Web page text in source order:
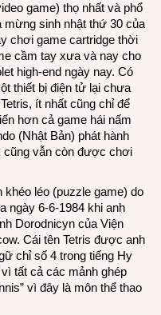
30
năm,
thế
giới
game) thọ nhất và phổ
mừng sinh nhật thứ 30 của
chơi game cartridge thời
cầm tay xưa và nay cho
high-end ngày nay. Có
thiết bị điện tử lại chưa
ít nhất cũng chỉ để
hơn cả game hái nấm
(Nhật Bản) phát hành
cũng vẫn còn được chơi
khéo léo (puzzle game) do
ngày 6-6-1984 khi anh
Dorodnicyn của Viện
Cái tên Tetris được anh
chỉ số 4 trong tiếng Hy
vì tất cả các mảnh ghép
vì đây là môn thể thao